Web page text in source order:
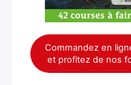
Commandez en
et profitez de nos